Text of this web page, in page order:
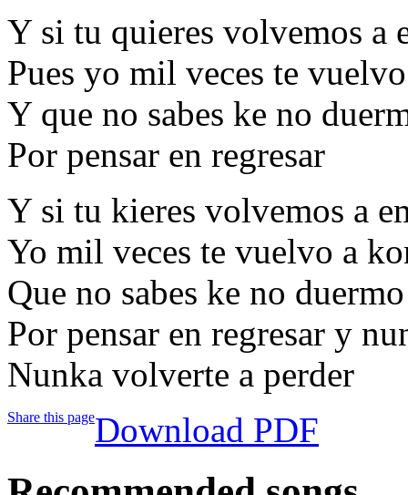
Y si tu quieres volvemos a
Pues yo mil veces te
Y que no sabes ke no
Por pensar en regresar
Y si tu kieres volvemos a
Yo mil veces te vuelvo a
Que no sabes ke no duermo
Por pensar en regresar y
Nunka volverte a perder
Share this pageDownload PDF